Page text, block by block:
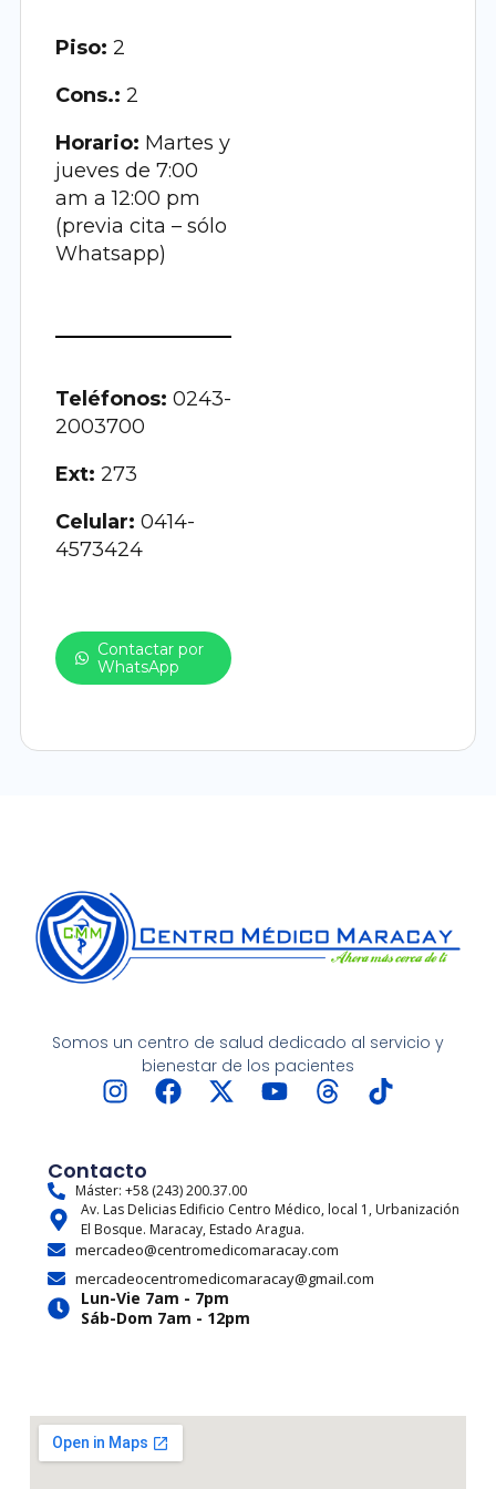
Piso: 2
Cons.: 2
Horario: Martes y
jueves de 7:00
am a 12:00 pm
(previa cita – sólo
Whatsapp)
Teléfonos:0243-
2003700
Ext:273
Celular:0414-
4573424
Contactar por
WhatsApp
Somos un centro de salud dedicado al servicio y
bienestar de los pacientes
I
t
a
g
r
a
m
F
b
o
o
k
X
i
t
t
e
r
Y
u
b
e
T
a
d
s
T
o
k
Contacto
Máster: +58 (243) 200.37.00
Av. Las Delicias Edificio Centro Médico, local 1, Urbanización
El Bosque. Maracay, Estado Aragua.
mercadeo@centromedicomaracay.com
mercadeocentromedicomaracay@gmail.com
Lun-Vie 7am - 7pm
Sáb-Dom 7am - 12pm